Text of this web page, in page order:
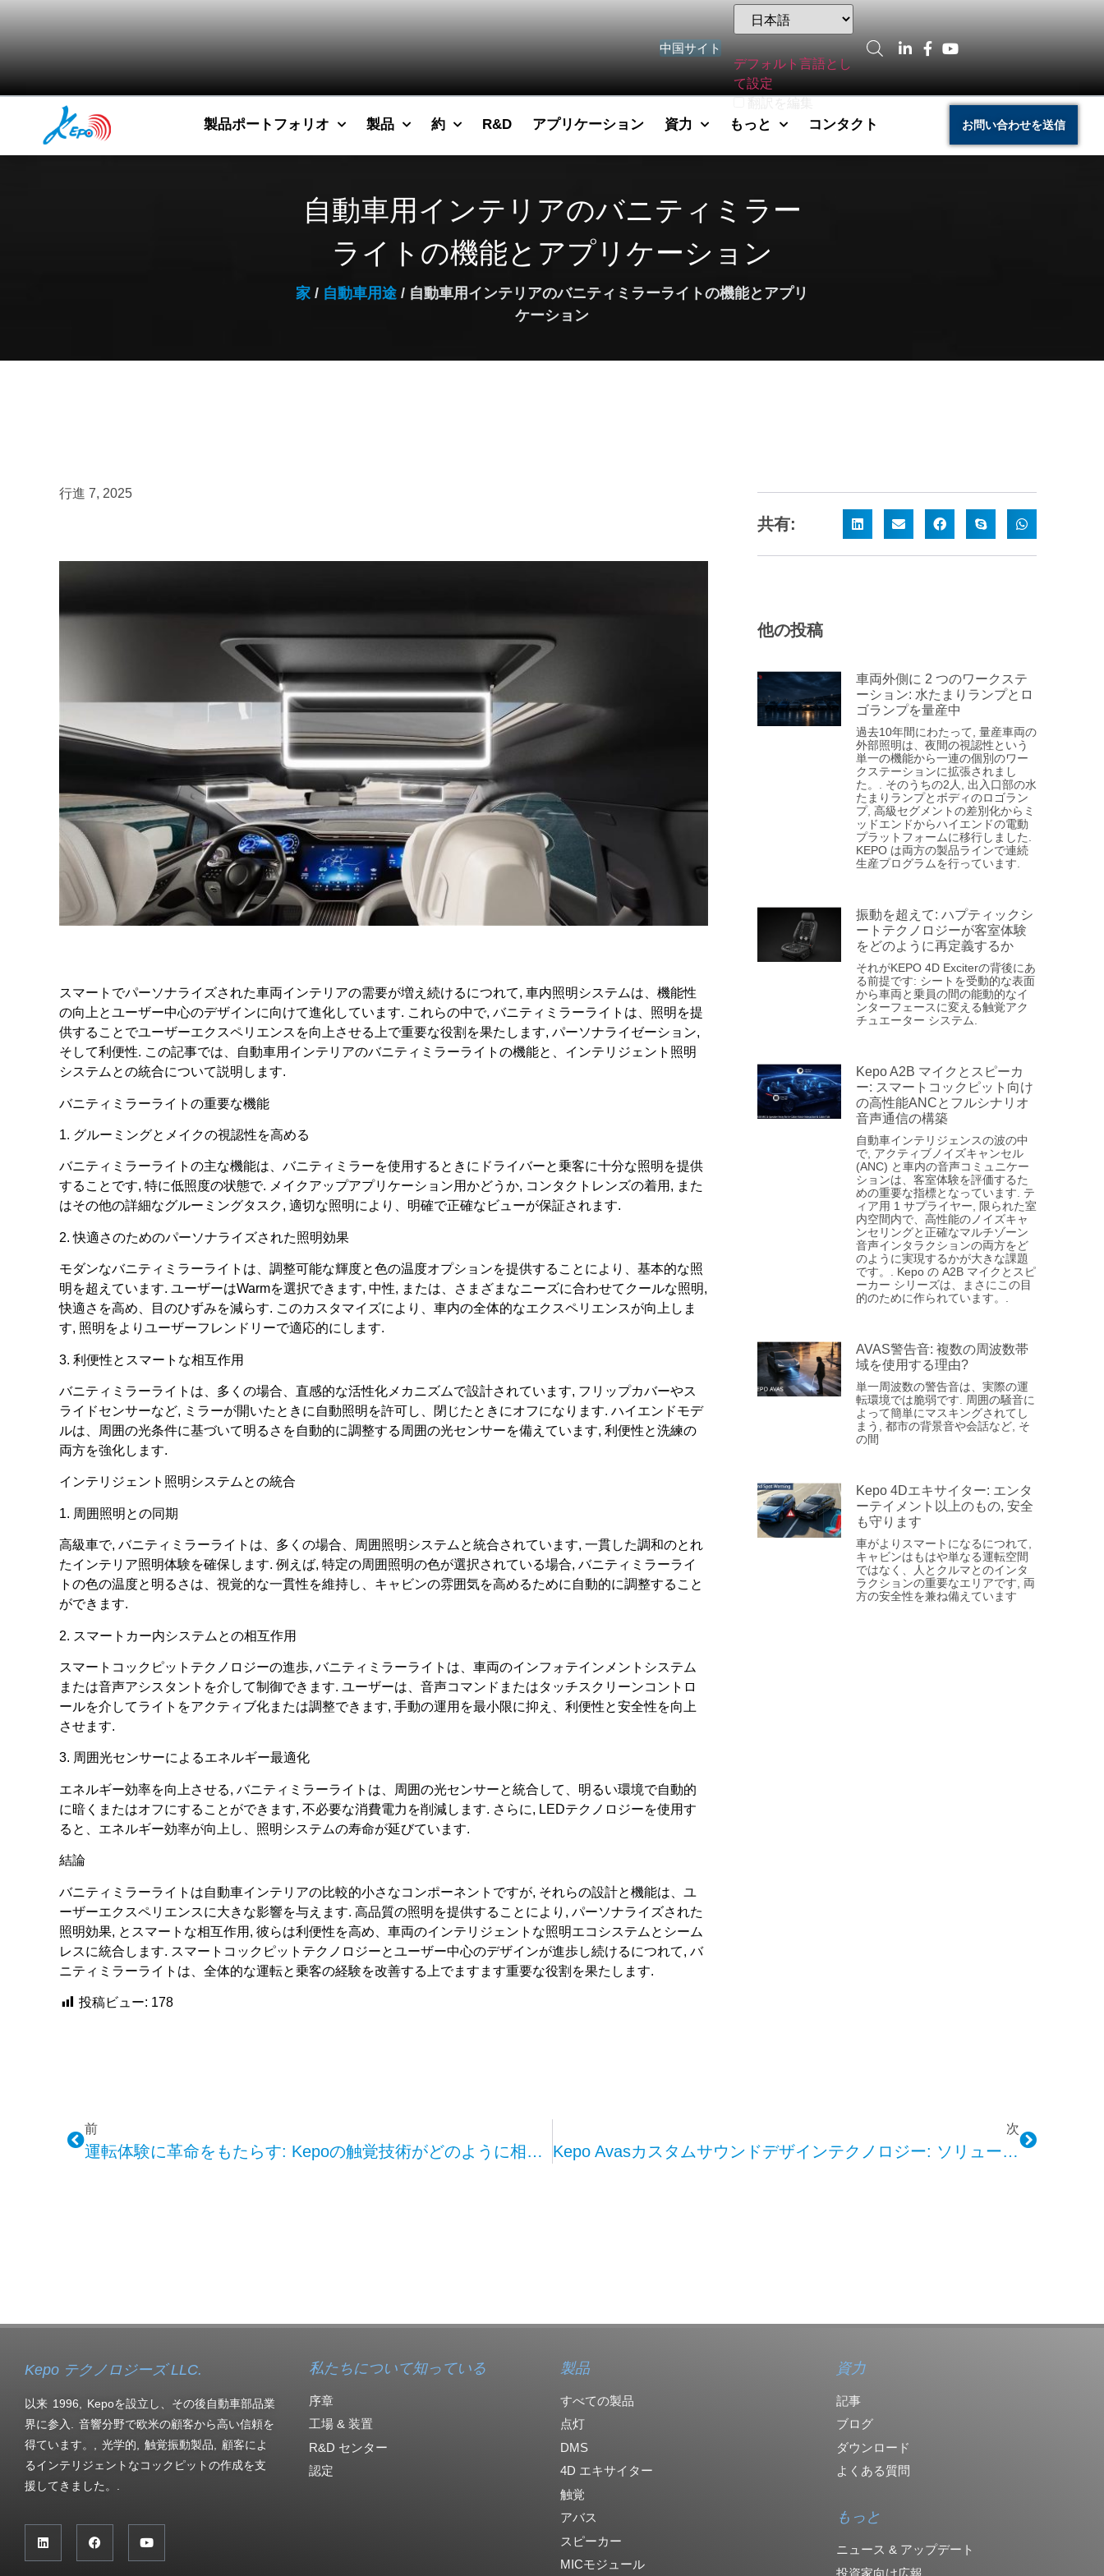
中国サイト
デフォルト言語とし
て設定
製品ポートフォリオ 製品 約 R&D アプリケーション 資力 もっと コンタクト お問い合わせを送信
自動車用インテリアのバニティミラー
ライトの機能とアプリケーション
家 / 自動車用途 / 自動車用インテリアのバニティミラーライトの機能とアプリ
ケーション
行進 7, 2025
スマートでパーソナライズされた車両インテリアの需要が増え続けるにつれて, 車内照明システムは、機能性
の向上とユーザー中心のデザインに向けて進化しています. これらの中で, バニティミラーライトは、照明を提
供することでユーザーエクスペリエンスを向上させる上で重要な役割を果たします, パーソナライゼーション,
そして利便性. この記事では、自動車用インテリアのバニティミラーライトの機能と、インテリジェント照明
システムとの統合について説明します.
バニティミラーライトの重要な機能
1. グルーミングとメイクの視認性を高める
バニティミラーライトの主な機能は、バニティミラーを使用するときにドライバーと乗客に十分な照明を提供
することです, 特に低照度の状態で. メイクアップアプリケーション用かどうか, コンタクトレンズの着用, また
はその他の詳細なグルーミングタスク, 適切な照明により、明確で正確なビューが保証されます.
2. 快適さのためのパーソナライズされた照明効果
モダンなバニティミラーライトは、調整可能な輝度と色の温度オプションを提供することにより、基本的な照
明を超えています. ユーザーはWarmを選択できます, 中性, または、さまざまなニーズに合わせてクールな照明,
快適さを高め、目のひずみを減らす. このカスタマイズにより、車内の全体的なエクスペリエンスが向上しま
す, 照明をよりユーザーフレンドリーで適応的にします.
3. 利便性とスマートな相互作用
バニティミラーライトは、多くの場合、直感的な活性化メカニズムで設計されています, フリップカバーやス
ライドセンサーなど, ミラーが開いたときに自動照明を許可し、閉じたときにオフになります. ハイエンドモデ
ルは、周囲の光条件に基づいて明るさを自動的に調整する周囲の光センサーを備えています, 利便性と洗練の
両方を強化します.
インテリジェント照明システムとの統合
1. 周囲照明との同期
高級車で, バニティミラーライトは、多くの場合、周囲照明システムと統合されています, 一貫した調和のとれ
たインテリア照明体験を確保します. 例えば, 特定の周囲照明の色が選択されている場合, バニティミラーライ
トの色の温度と明るさは、視覚的な一貫性を維持し、キャビンの雰囲気を高めるために自動的に調整すること
ができます.
2. スマートカー内システムとの相互作用
スマートコックピットテクノロジーの進歩, バニティミラーライトは、車両のインフォテインメントシステム
または音声アシスタントを介して制御できます. ユーザーは、音声コマンドまたはタッチスクリーンコントロ
ールを介してライトをアクティブ化または調整できます, 手動の運用を最小限に抑え、利便性と安全性を向上
させます.
3. 周囲光センサーによるエネルギー最適化
エネルギー効率を向上させる, バニティミラーライトは、周囲の光センサーと統合して、明るい環境で自動的
に暗くまたはオフにすることができます, 不必要な消費電力を削減します. さらに, LEDテクノロジーを使用す
ると、エネルギー効率が向上し、照明システムの寿命が延びています.
結論
バニティミラーライトは自動車インテリアの比較的小さなコンポーネントですが, それらの設計と機能は、ユ
ーザーエクスペリエンスに大きな影響を与えます. 高品質の照明を提供することにより, パーソナライズされた
照明効果, とスマートな相互作用, 彼らは利便性を高め、車両のインテリジェントな照明エコシステムとシーム
レスに統合します. スマートコックピットテクノロジーとユーザー中心のデザインが進歩し続けるにつれて, バ
ニティミラーライトは、全体的な運転と乗客の経験を改善する上でますます重要な役割を果たします.
投稿ビュー: 178
共有:
他の投稿
車両外側に 2 つのワークステ
ーション: 水たまりランプとロ
ゴランプを量産中
過去10年間にわたって, 量産車両の
外部照明は、夜間の視認性という
単一の機能から一連の個別のワー
クステーションに拡張されまし
た。. そのうちの2人, 出入口部の水
たまりランプとボディのロゴラン
プ, 高級セグメントの差別化からミ
ッドエンドからハイエンドの電動
プラットフォームに移行しました.
KEPO は両方の製品ラインで連続
生産プログラムを行っています.
振動を超えて: ハプティックシ
ートテクノロジーが客室体験
をどのように再定義するか
それがKEPO 4D Exciterの背後にあ
る前提です: シートを受動的な表面
から車両と乗員の間の能動的なイ
ンターフェースに変える触覚アク
チュエーター システム.
Kepo A2B マイクとスピーカ
ー: スマートコックピット向け
の高性能ANCとフルシナリオ
音声通信の構築
自動車インテリジェンスの波の中
で, アクティブノイズキャンセル
(ANC) と車内の音声コミュニケー
ションは、客室体験を評価するた
めの重要な指標となっています. テ
ィア用 1 サプライヤー, 限られた室
内空間内で、高性能のノイズキャ
ンセリングと正確なマルチゾーン
音声インタラクションの両方をど
のように実現するかが大きな課題
です。. Kepo の A2B マイクとスピ
ーカー シリーズは、まさにこの目
的のために作られています。.
AVAS警告音: 複数の周波数帯
域を使用する理由?
単一周波数の警告音は、実際の運
転環境では脆弱です. 周囲の騒音に
よって簡単にマスキングされてし
まう, 都市の背景音や会話など, そ
の間
Kepo 4Dエキサイター: エンタ
ーテイメント以上のもの, 安全
も守ります
車がよりスマートになるにつれて,
キャビンはもはや単なる運転空間
ではなく、人とクルマとのインタ
ラクションの重要なエリアです, 両
方の安全性を兼ね備えています
前
運転体験に革命をもたらす: Kepoの触覚技術がどのように相互作用を変えるか
次
Kepo Avasカスタムサウンドデザインテクノロジー: ソリューションと利点
Kepo テクノロジーズ LLC.
以来 1996, Kepoを設立し、その後自動車部品業
界に参入. 音響分野で欧米の顧客から高い信頼を
得ています。, 光学的, 触覚振動製品, 顧客によ
るインテリジェントなコックピットの作成を支
援してきました。.
私たちについて知っている
序章
工場 & 装置
R&D センター
認定
製品
すべての製品
点灯
DMS
4D エキサイター
触覚
アバス
スピーカー
MICモジュール
資力
記事
ブログ
ダウンロード
よくある質問
もっと
ニュース & アップデート
投資家向け広報